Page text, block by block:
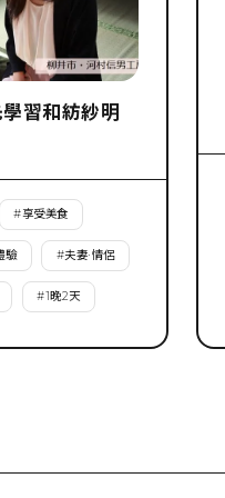
習和紡紗明
#享受美食
驗 #夫妻·情侶
#1晚2天